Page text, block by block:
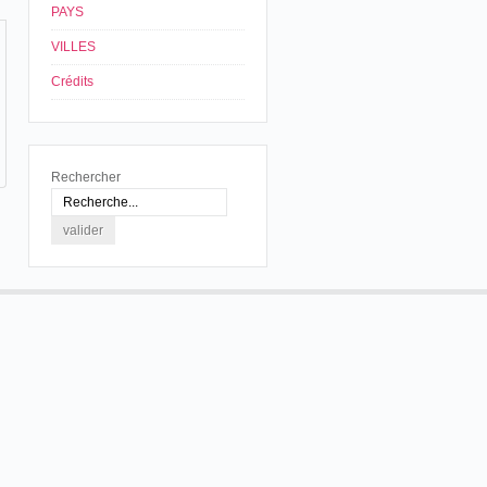
PAYS
VILLES
Crédits
Rechercher